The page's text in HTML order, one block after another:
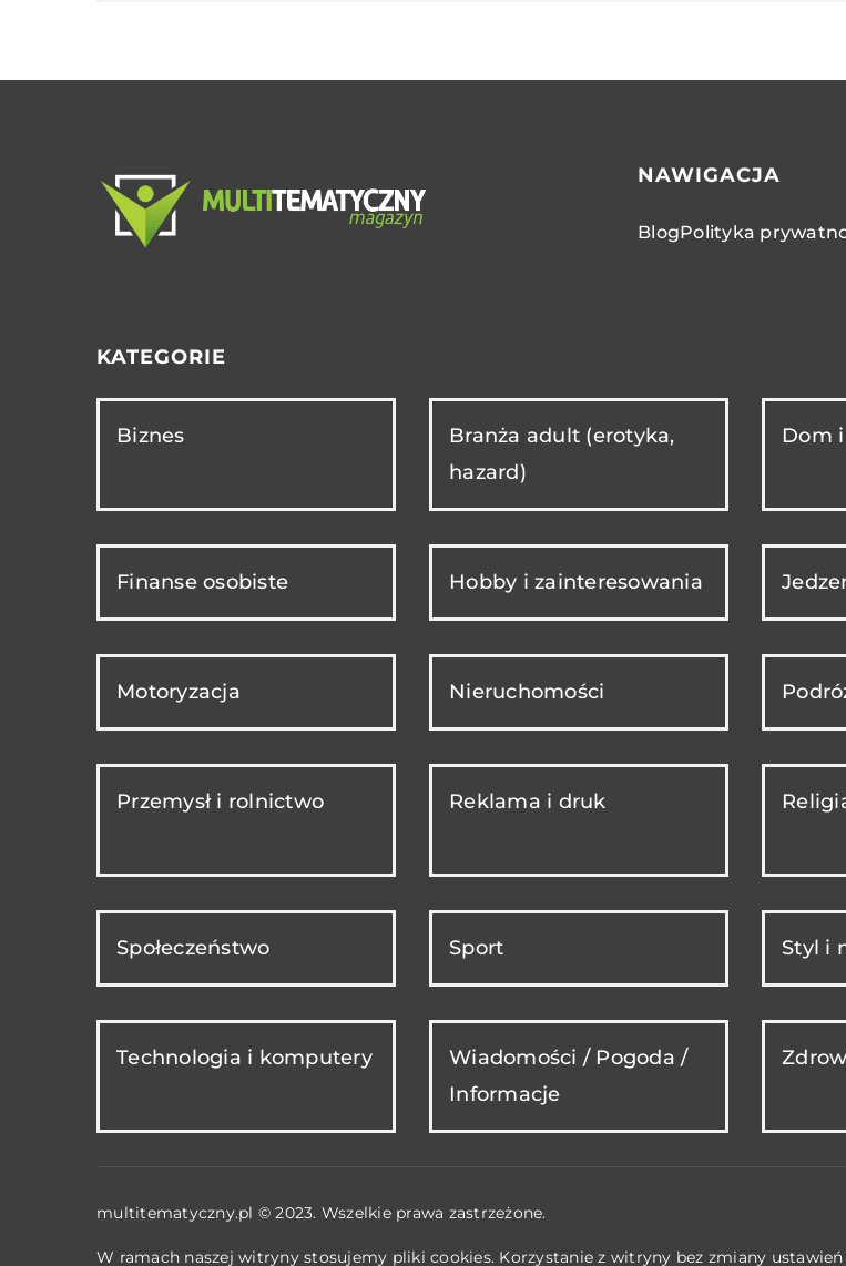
NAWIGACJA
BlogPolityka
KATEGORIE
Biznes
Branża adult (erotyka,
hazard)
Dom
Finanse osobiste Hobby i zainteresowania
Motoryzacja Nieruchomości
Przemysł i rolnictwo Reklama i druk
Społeczeństwo Sport Styl i
Technologia i komputery
Wiadomości / Pogoda /
Informacje
multitematyczny.pl © 2023. Wszelkie prawa zastrzeżone.
W ramach naszej witryny stosujemy pliki cookies. Korzystanie z witryny bez zmiany